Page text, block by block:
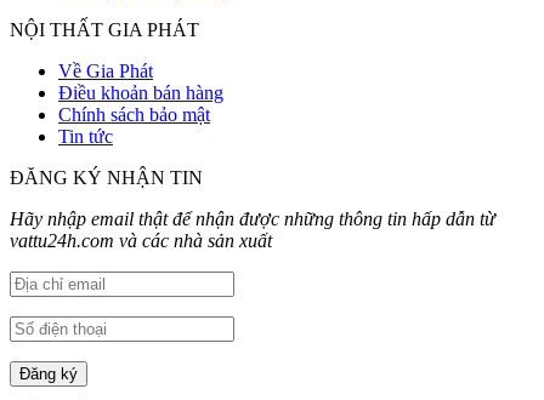
NỘI THẤT GIA PHÁT
Về Gia Phát
Điều khoản bán hàng
Chính sách bảo mật
Tin tức
ĐĂNG KÝ NHẬN TIN
Hãy nhập email thật để nhận được những thông tin hấp dẫn từ
vattu24h.com và các nhà sản xuất